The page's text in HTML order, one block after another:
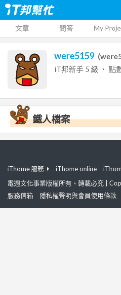
文章 問答 My
were5159 (
iT邦新手 5 級 ‧ 點
鐵人檔案
iThome 服務 iThome online
電週文化事業版權所有、轉載必究 |
服務信箱
隱私權聲明與會員使用條款